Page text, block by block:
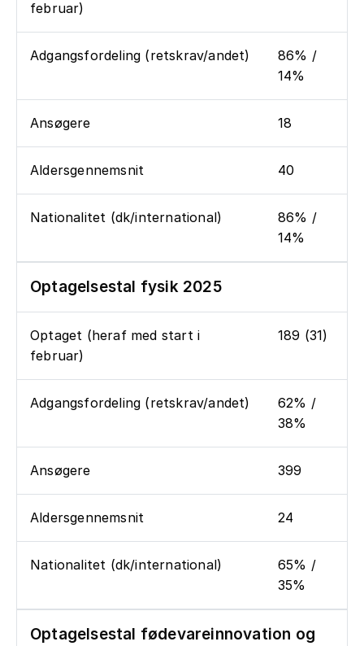
februar)
Adgangsfordeling (retskrav/andet)
86% /
14%
Ansøgere 18
Aldersgennemsnit 40
Nationalitet (dk/international)
86% /
14%
Optagelsestal fysik 2025
Optaget (heraf med start i
februar)
189 (31)
Adgangsfordeling (retskrav/andet)
62% /
38%
Ansøgere 399
Aldersgennemsnit 24
Nationalitet (dk/international)
65% /
35%
Optagelsestal fødevareinnovation og